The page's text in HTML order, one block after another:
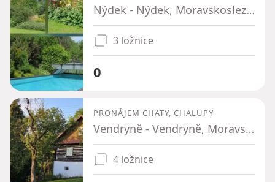
Nýdek - Nýdek, Moravskoslezský kraj
3 ložnice
0
PRONÁJEM CHATY, CHALUPY
Vendryně - Vendryně, Moravskoslezský kraj
4 ložnice